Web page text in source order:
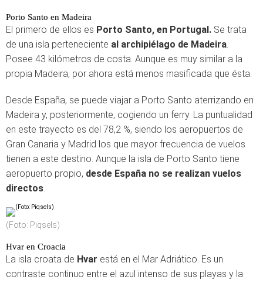
Porto Santo en Madeira
El primero de ellos es Porto Santo, en Portugal. Se trata
de una isla perteneciente al archipiélago de Madeira.
Posee 43 kilómetros de costa. Aunque es muy similar a la
propia Madeira, por ahora está menos masificada que ésta.
Desde España, se puede viajar a Porto Santo aterrizando en
Madeira y, posteriormente, cogiendo un ferry. La puntualidad
en este trayecto es del 78,2 %, siendo los aeropuertos de
Gran Canaria y Madrid los que mayor frecuencia de vuelos
tienen a este destino. Aunque la isla de Porto Santo tiene
aeropuerto propio, desde España no se realizan vuelos
directos.
(Foto: Piqsels)
Hvar en Croacia
La isla croata de Hvar está en el Mar Adriático. Es un
contraste continuo entre el azul intenso de sus playas y la